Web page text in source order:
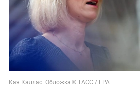
Кая Каллас. Обложка © ТАСС / ЕРА